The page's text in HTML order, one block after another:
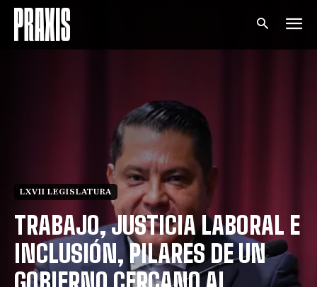
LXVII LEGISLATURA
TRABAJO, JUSTICIA LABORAL E
INCLUSIÓN, PILARES DE UN